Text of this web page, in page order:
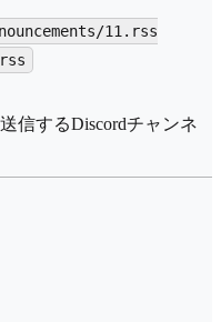
11.rss
信するDiscordチャンネ